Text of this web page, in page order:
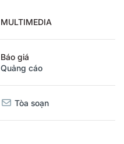
MULTIMEDIA
Báo giá
Quảng cáo
Tòa soạn